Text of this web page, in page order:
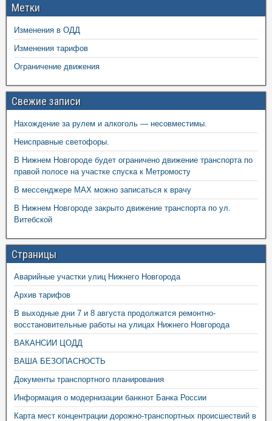
Метки
Изменения в ОДД
Изменения тарифов
Ограничение движения
Свежие записи
Нахождение за рулем и алкоголь — несовместимы.
Неисправные светофоры.
В Нижнем Новгороде будет ограничено движение транспорта по
правой полосе на участке спуска к Метромосту
В мессенджере MAX можно записаться к врачу
В Нижнем Новгороде закрыто движение транспорта по ул.
Витебской
Страницы
Аварийные участки улиц Нижнего Новгорода
Архив тарифов
В выходные дни 7 и 8 августа продолжатся ремонтно-
восстановительные работы на улицах Нижнего Новгорода
ВАКАНСИИ ЦОДД
ВАША БЕЗОПАСНОСТЬ
Документы транспортного планирования
Информация о модернизации банкнот Банка России
Карта мест концентрации дорожно-транспортных происшествий в